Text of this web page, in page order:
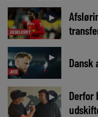
EKSKLUSIVT
►
AVIS
► Dansk
►
Derfor